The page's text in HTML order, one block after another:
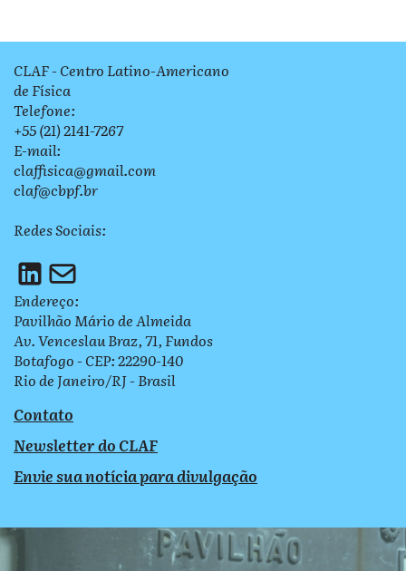
CLAF - Centro Latino-Americano
de Física
Telefone:
+55 (21) 2141-7267
E-mail:
claffisica@gmail.com
claf@cbpf.br
Redes Sociais:
Endereço:
Pavilhão Mário de Almeida
Av. Venceslau Braz, 71, Fundos
Botafogo - CEP: 22290-140
Rio de Janeiro/RJ - Brasil
Contato
Newsletter do CLAF
Envie sua notícia para divulgação